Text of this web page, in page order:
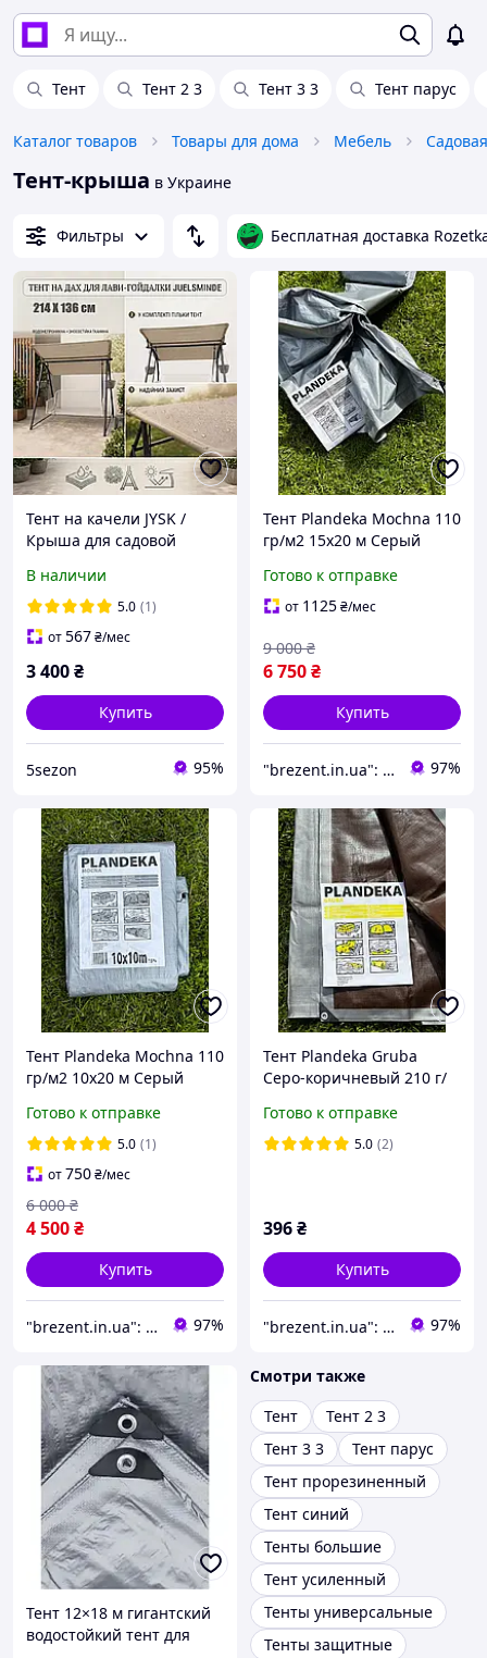
Тент Тент 2 3 Тент 3 3 Тент парус
Каталог товаров Товары для дома Мебель
Тент-крыша в Украине
Фильтры Бесплатная доставка
Тент на качели JYSK /
Крыша для садовой
Водонепроницаемая
В наличии
5.0 (1)
от567₴/мес
3 400₴
Купить
5sezon 95%
Тент Plandeka Mochnа 110
гр/м2 15х20 м Серый
для накрытия крыши
Готово к отправке
от 1125₴/мес
6 750₴
9 000 ₴
Купить
"brezent.in.ua": Интернет-магазин тентов и укрывных материалов для защиты от дождя, снега и солнца 97%
Тент Plandeka Mochnа 110
гр/м2 10х20 м Серый
крыши Прочный
тарпаулиновый тент
Готово к отправке
5.0 (1)
от750₴/мес
4 500₴
6 000 ₴
Купить
"brezent.in.ua": Интернет-магазин тентов и укрывных материалов для защиты от дождя, снега и солнца 97%
Тент Plandeka Gruba
Серо-коричневый 210 г/
тент Плотный тент для
покрытия крыши
Готово к отправке
5.0 (2)
396₴
Купить
"brezent.in.ua": Интернет-магазин тентов и укрывных материалов для защиты от дождя, снега и солнца 97%
Тент 12×18 м гигантский
водостойкий тент для
Смотри также
Тент
Тент 2 3
Тент 3 3
Тент парус
Тент прорезиненный
Тент синий
Тенты большие
Тент усиленный
Тенты универсальные
Тенты защитные